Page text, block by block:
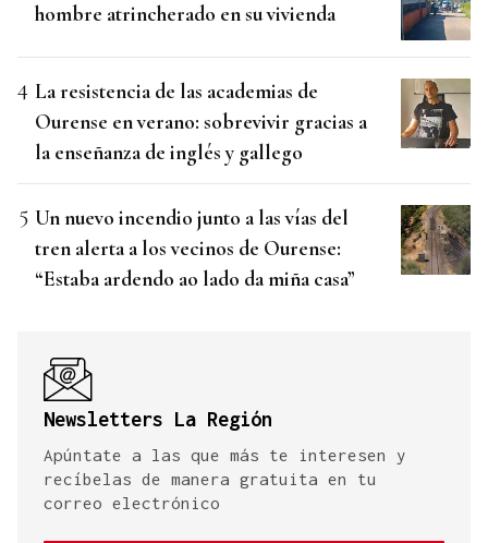
hombre atrincherado en su vivienda
La resistencia de las academias de
Ourense en verano: sobrevivir gracias a
la enseñanza de inglés y gallego
Un nuevo incendio junto a las vías del
tren alerta a los vecinos de Ourense:
“Estaba ardendo ao lado da miña casa”
Newsletters La Región
Apúntate a las que más te interesen y
recíbelas de manera gratuita en tu
correo electrónico